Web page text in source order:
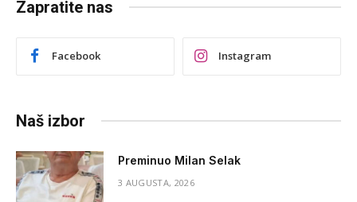
Zapratite nas
Facebook Instagram
Naš izbor
Preminuo Milan Selak
3 AUGUSTA, 2026